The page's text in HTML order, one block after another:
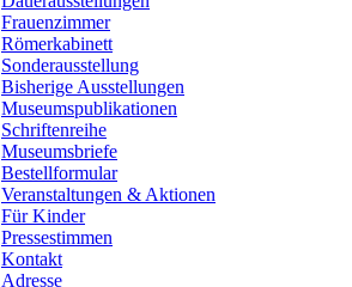
Frauenzimmer
Römerkabinett
Sonderausstellung
Bisherige Ausstellungen
Museumspublikationen
Schriftenreihe
Museumsbriefe
Bestellformular
Veranstaltungen & Aktionen
Für Kinder
Pressestimmen
Kontakt
Adresse